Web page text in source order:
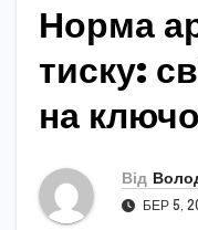
Норма
тиску:
на
Від
БЕР 5,